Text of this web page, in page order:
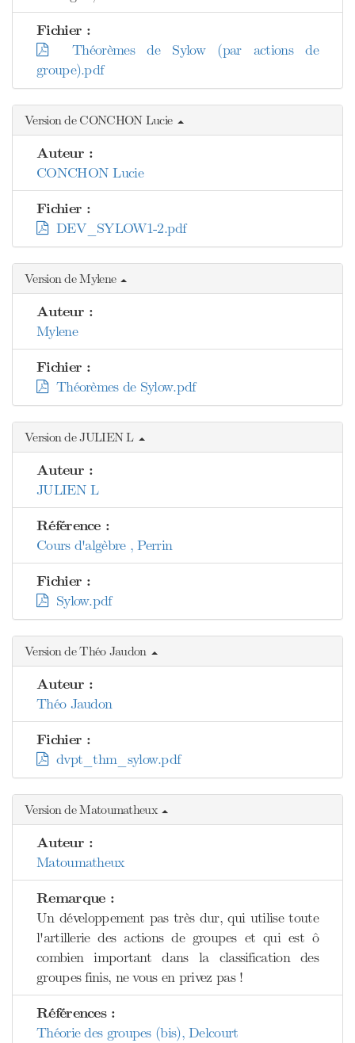
Fichier :
Théorèmes de Sylow (par actions de
groupe).pdf
Version de CONCHON Lucie
Auteur :
CONCHON Lucie
Fichier :
DEV_SYLOW1-2.pdf
Version de Mylene
Auteur :
Mylene
Fichier :
Théorèmes de Sylow.pdf
Version de JULIEN L
Auteur :
JULIEN L
Référence :
Cours d'algèbre , Perrin
Fichier :
Sylow.pdf
Version de Théo Jaudon
Auteur :
Théo Jaudon
Fichier :
dvpt_thm_sylow.pdf
Version de Matoumatheux
Auteur :
Matoumatheux
Remarque :
Un développement pas très dur, qui utilise toute
l'artillerie des actions de groupes et qui est ô
combien important dans la classification des
groupes finis, ne vous en privez pas !
Références :
Théorie des groupes (bis), Delcourt